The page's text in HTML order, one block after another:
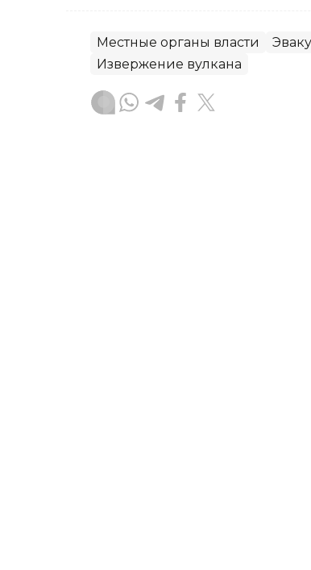
Местные органы власти
Извержение вулкана